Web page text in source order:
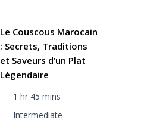
Le Couscous Marocain
: Secrets, Traditions
et Saveurs d’un Plat
Légendaire
1 hr 45 mins
Intermediate